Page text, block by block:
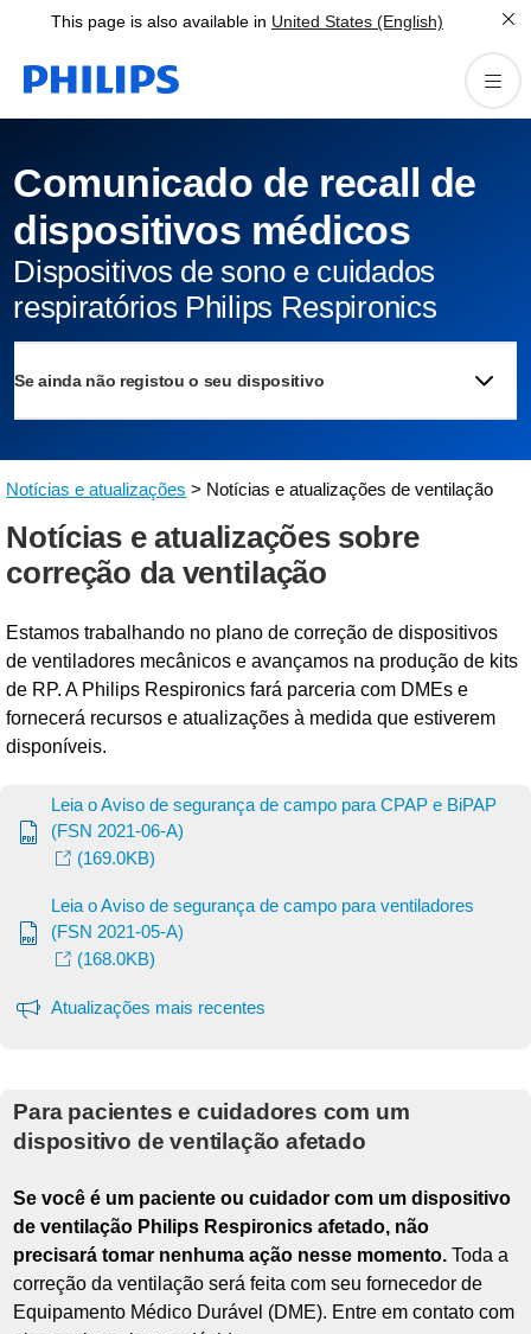
This page is also available in United States (English)
Comunicado de recall de
dispositivos médicos
Dispositivos de sono e cuidados
respiratórios Philips Respironics
Se ainda não registou o seu dispositivo
Notícias e atualizações > Notícias e atualizações de ventilação
Notícias e atualizações sobre
correção da ventilação
Estamos trabalhando no plano de correção de dispositivos
de ventiladores mecânicos e avançamos na produção de kits
de RP. A Philips Respironics fará parceria com DMEs e
fornecerá recursos e atualizações à medida que estiverem
disponíveis.
Leia o Aviso de segurança de campo para CPAP e BiPAP
(FSN 2021-06-A)
(169.0KB)
Leia o Aviso de segurança de campo para ventiladores
(FSN 2021-05-A)
(168.0KB)
Atualizações mais recentes
Para pacientes e cuidadores com um
dispositivo de ventilação afetado
Se você é um paciente ou cuidador com um dispositivo
de ventilação Philips Respironics afetado, não
precisará tomar nenhuma ação nesse momento. Toda a
correção da ventilação será feita com seu fornecedor de
Equipamento Médico Durável (DME). Entre em contato com